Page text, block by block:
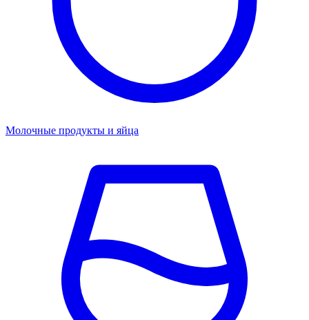
Молочные продукты и яйца